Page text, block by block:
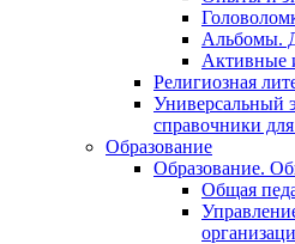
Альбомы.
Активные
Религиозная
Универсальный
справочники
Образование
Образование.
Общая